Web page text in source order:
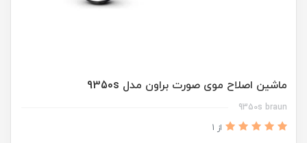
ماشین اصلاح موی صورت براون مدل 9350s
9350s braun
از 1